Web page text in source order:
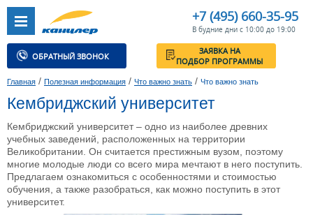
+7 (495) 660-35-95
В будние дни с 10:00 до 19:00
ОБРАТНЫЙ ЗВОНОК
ЗАЯВКА НА
ПОДБОР ПРОГРАММЫ
Главная / Полезная информация / Что важно знать / Что важно знать
Кембриджский университет
Кембриджский университет – одно из наиболее древних
учебных заведений, расположенных на территории
Великобритании. Он считается престижным вузом, поэтому
многие молодые люди со всего мира мечтают в него поступить.
Предлагаем ознакомиться с особенностями и стоимостью
обучения, а также разобраться, как можно поступить в этот
университет.